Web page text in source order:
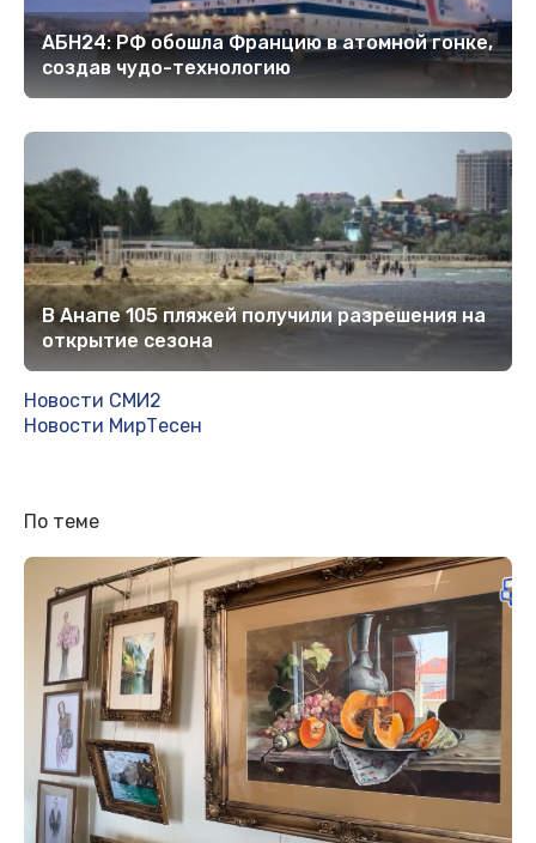
АБН24: РФ обошла Францию в атомной гонке,
создав чудо-технологию
В Анапе 105 пляжей получили разрешения на
открытие сезона
Новости СМИ2
Новости МирТесен
По теме